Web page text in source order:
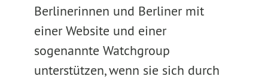
Berlinerinnen und Berliner mit
einer Website und einer
sogenannte Watchgroup
unterstützen, wenn sie sich durch